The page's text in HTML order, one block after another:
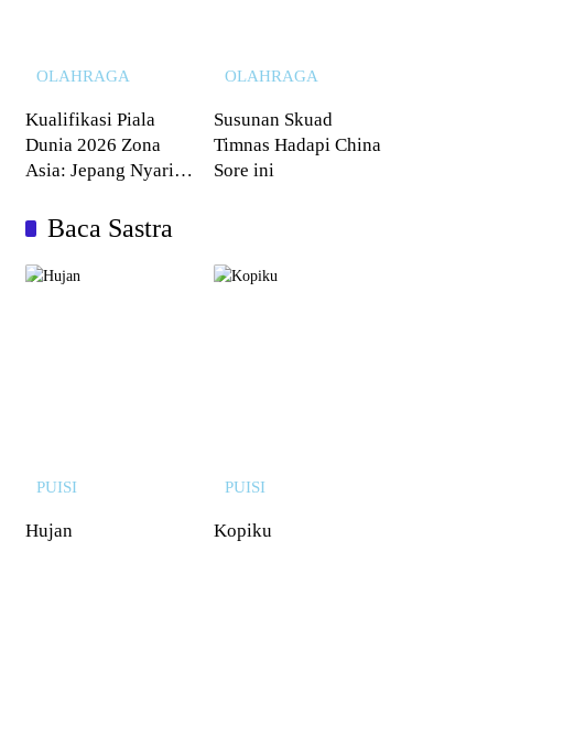
OLAHRAGA
Kualifikasi Piala
Dunia 2026 Zona
Asia: Jepang Nyaris
OLAHRAGA
Susunan Skuad
Timnas Hadapi China
Sore ini
Baca Sastra
PUISI
Hujan
PUISI
Kopiku